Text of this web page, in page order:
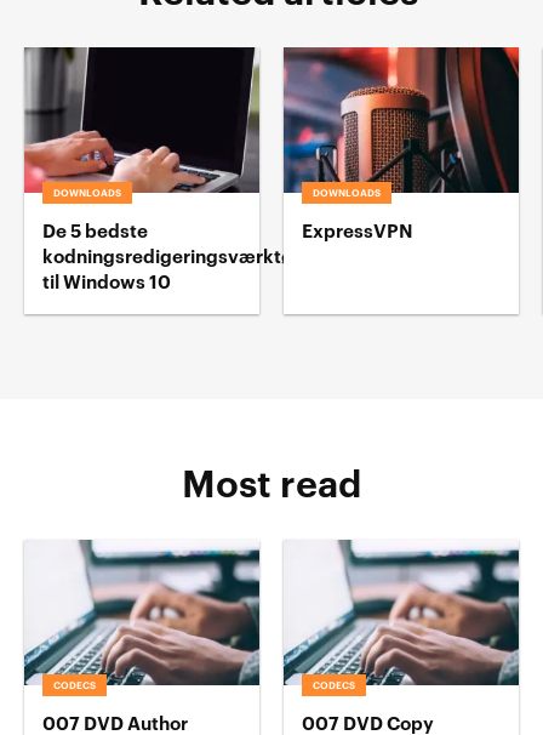
DOWNLOADS
De 5 bedste
kodningsredigeringsværktøj
til Windows 10
DOWNLOADS
ExpressVPN
Most read
CODECS
007 DVD Author
CODECS
007 DVD Copy